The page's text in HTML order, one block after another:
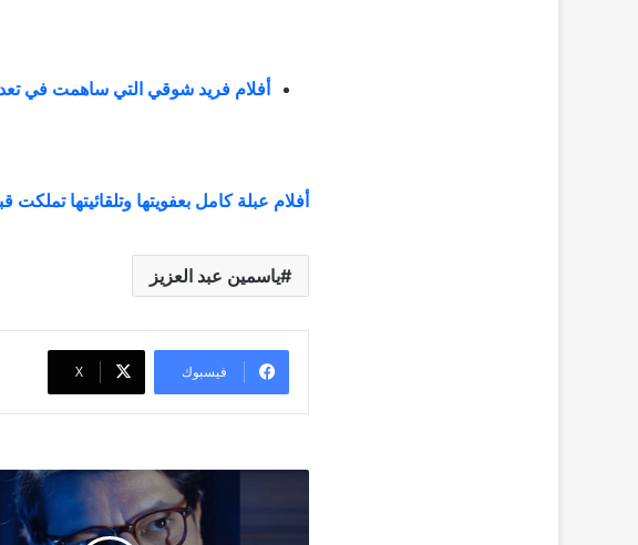
أفلام فريد شوقي التي ساهمت في
أفلام عبلة كامل بعفويتها وتلقائيتها تملكت
ياسمين عبد العزيز
فيسبوك ‫X